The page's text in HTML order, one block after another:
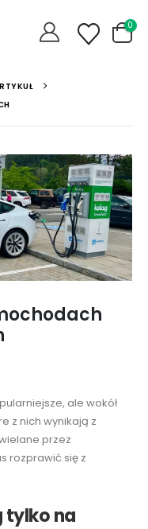
0
ale wokół
z nich wynikają z
przez
rozprawić się z
tylko na